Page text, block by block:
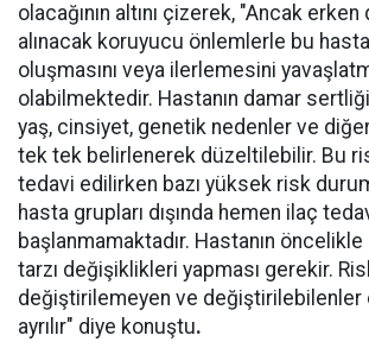
olacağının altını çizerek, "Ancak
alınacak koruyucu önlemlerle bu
oluşmasını veya ilerlemesini
olabilmektedir. Hastanın damar
yaş, cinsiyet, genetik nedenler ve
tek tek belirlenerek düzeltilebilir. Bu
tedavi edilirken bazı yüksek risk
hasta grupları dışında hemen ilaç
başlanmamaktadır. Hastanın
tarzı değişiklikleri yapması gerekir.
değiştirilemeyen ve değiştirilebilenler
ayrılır" diye konuştu.